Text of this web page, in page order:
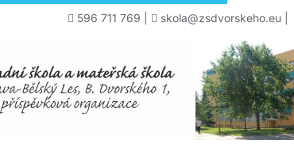
596 711 769 skola@zsdvorskeho.eu